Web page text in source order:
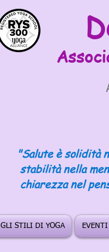
"Salute è solidità
stabilità nella
chiarezza nel
GLI STILI DI YOGA EVENTI